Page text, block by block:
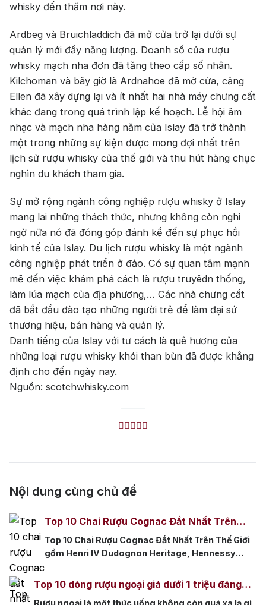
Johnnie Walker Singleton
Absolut Courvoisier
Danzka
Ưu đãi hot
+ Ưu đãi giữa năm: Ngập tràn quà
tặng, gi rượu siêu hấp dẫn
whisky đến thăm nơi này.
Ardbeg và Bruichladdich đã mở cửa trở lại dưới sự
quản lý mới đầy năng lượng. Doanh số của rượu
whisky mạch nha đơn đã tăng theo cấp số nhân.
Kilchoman và bây giờ là Ardnahoe đã mở cửa, cảng
Ellen đã xây dựng lại và ít nhất hai nhà máy chưng cất
khác đang trong quá trình lập kế hoạch. Lễ hội âm
nhạc và mạch nha hàng năm của Islay đã trở thành
một trong những sự kiện được mong đợi nhất trên
lịch sử rượu whisky của thế giới và thu hút hàng chục
nghìn du khách tham gia.
Sự mở rộng ngành công nghiệp rượu whisky ở Islay
mang lai những thách thức, nhưng không còn nghi
ngờ nữa nó đã đóng góp đánh kể đến sự phục hồi
kinh tế của Islay. Du lịch rượu whisky là một ngành
công nghiệp phát triển ở đảo. Có sự quan tâm mạnh
mẽ đến việc khám phá cách là rượu truyêdn thống,
làm lúa mạch của địa phương,… Các nhà chưng cất
đã bắt đầu đào tạo những người trẻ để làm đại sứ
thương hiệu, bán hàng và quản lý.
Danh tiếng của Islay với tư cách là quê hương của
những loại rượu whisky khói than bùn đã được khẳng
định cho đến ngày nay.
Nguồn: scotchwhisky.com
Nội dung cùng chủ đề
Top 10 Chai Rượu Cognac Đắt Nhất Trên
Thế Giới
Top 10 Chai Rượu Cognac Đắt Nhất Trên Thế Giới
gồm Henri IV Dudognon Heritage, Hennessy
Pearl, Hardy Perfection 140 Years, Le Voyage de
Delamain, Martell Creation Baccarat, Frapin
Top 10 dòng rượu ngoại giá dưới 1 triệu đáng
thử nhất
Rượu ngoại là một thức uống không còn quá xa lạ gì